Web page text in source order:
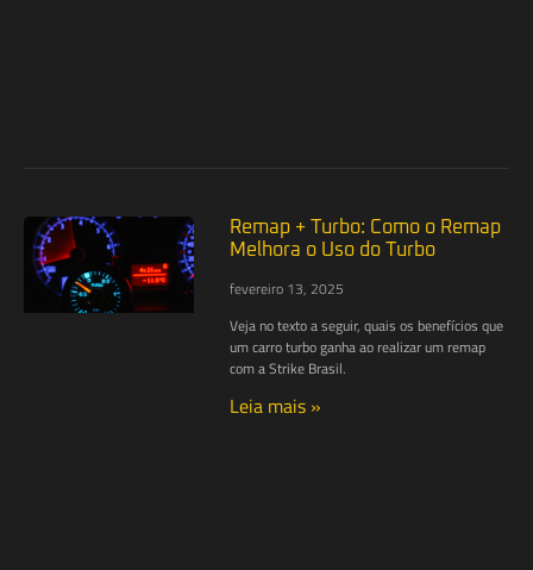
Remap + Turbo: Como o Remap
Melhora o Uso do Turbo
fevereiro 13, 2025
Veja no texto a seguir, quais os benefícios que
um carro turbo ganha ao realizar um remap
com a Strike Brasil.
Leia mais »